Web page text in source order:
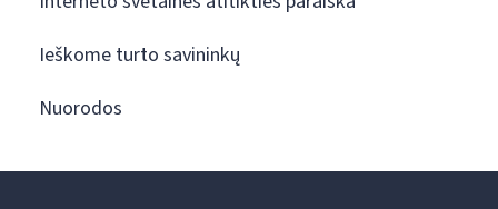
Ieškome turto savininkų
Nuorodos